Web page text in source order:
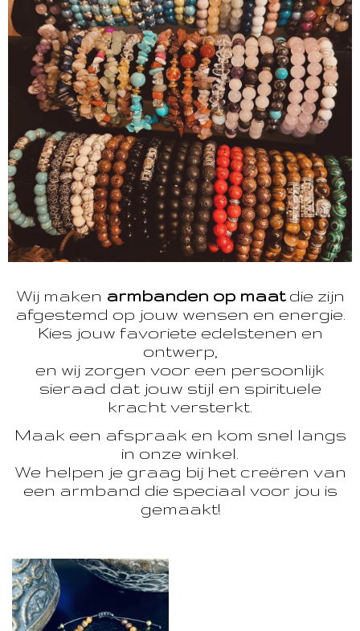
Wij maken armbanden op maatdie zijn
afgestemd op jouw wensen en energie.
Kies jouw favoriete edelstenen en
ontwerp,
en wij zorgen voor een persoonlijk
sieraad dat jouw stijl en spirituele
kracht versterkt.
Maak een afspraak en kom snel langs
in onze winkel.
We helpen je graag bij het creëren van
een armband die speciaal voor jou is
gemaakt!